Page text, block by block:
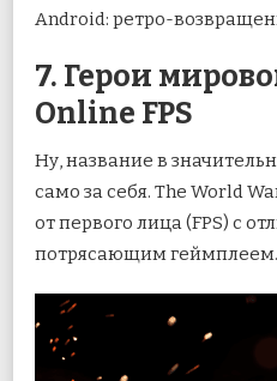
Android: ретро-
7. Герои
Online FPS
Ну, название в
само за себя. The World
от первого лица (FPS) с
потрясающим геймплеем.